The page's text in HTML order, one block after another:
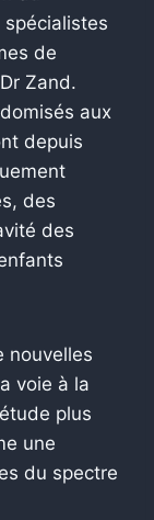
de
Zand.
aux
depuis
des
des
nouvelles
voie à la
plus
une
du spectre